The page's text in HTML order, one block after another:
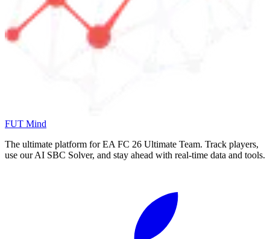
FUT Mind
The ultimate platform for EA FC 26 Ultimate Team. Track players,
use our AI SBC Solver, and stay ahead with real-time data and tools.